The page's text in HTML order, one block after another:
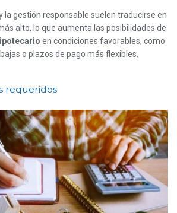
la gestión responsable suelen traducirse en
alto, lo que aumenta las posibilidades de
en condiciones favorables, como
o plazos de pago más flexibles.
requeridos